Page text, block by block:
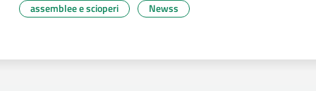
assemblee e scioperi Newss